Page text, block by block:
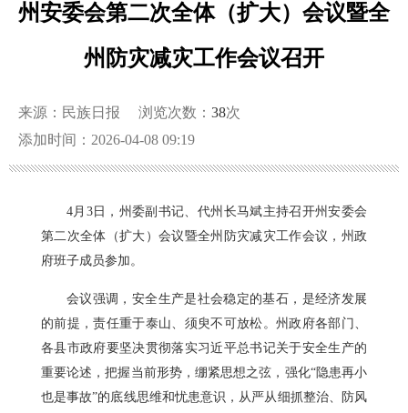
州安委会第二次全体（扩大）会议暨全
州防灾减灾工作会议召开
来源：民族日报 浏览次数： 38次
添加时间：2026-04-08 09:19
4月3日，州委副书记、代州长马斌主持召开州安委会
第二次全体（扩大）会议暨全州防灾减灾工作会议，州政
府班子成员参加。
会议强调，安全生产是社会稳定的基石，是经济发展
的前提，责任重于泰山、须臾不可放松。州政府各部门、
各县市政府要坚决贯彻落实习近平总书记关于安全生产的
重要论述，把握当前形势，绷紧思想之弦，强化“隐患再小
也是事故”的底线思维和忧患意识，从严从细抓整治、防风